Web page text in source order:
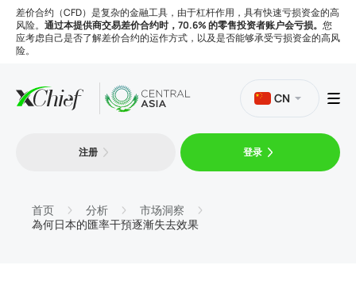
差价合约（CFD）是复杂的金融工具，由于杠杆作用，具有快速亏损资金的高
风险。 通过本提供商交易差价合约时，70.6% 的零售投资者账户会亏损。 您
应考虑自己是否了解差价合约的运作方式，以及是否能够承受亏损资金的高风
险。
平台
CN
注册 登录
首页 分析
市场洞察
為何日本的匯率干預逐漸失去效果